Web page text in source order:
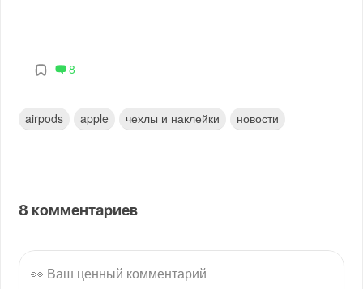
8
airpods apple чехлы и наклейки новости
8 комментариев